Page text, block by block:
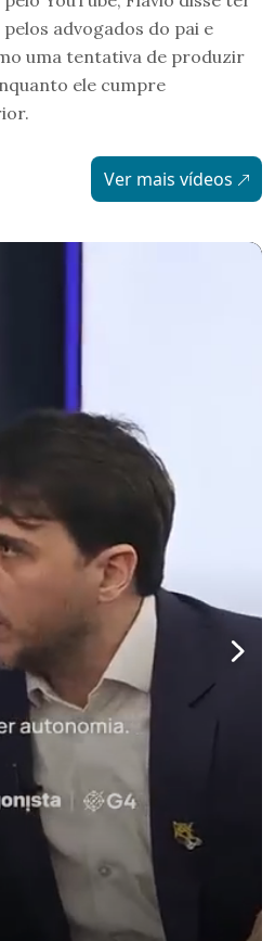
advogados do pai e
uma tentativa de produzir
ele cumpre
Ver mais vídeos